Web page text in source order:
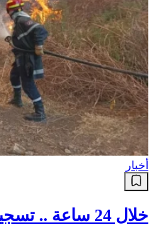
أخبار
خلال 24 ساعة .. تسجيل 32 حريقا